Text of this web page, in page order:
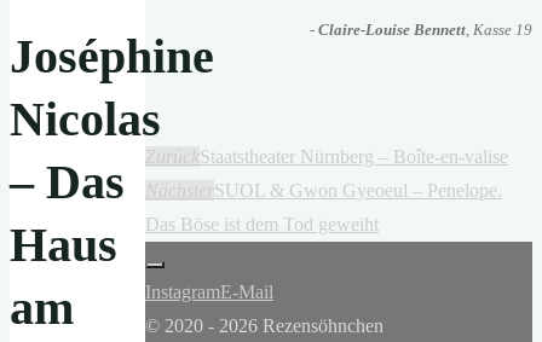
Joséphine
Nicolas
– Das
Haus
am
- Claire-Louise Bennett, Kasse 19
ZurückStaatstheater Nürnberg – Boîte-en-valise
NächsterSUOL & Gwon Gyeoeul – Penelope.
Das Böse ist dem Tod geweiht
InstagramE-Mail
© 2020 - 2026 Rezensöhnchen